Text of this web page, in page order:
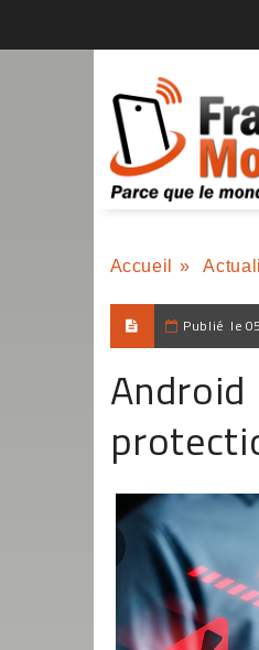
Accueil »
Publié le